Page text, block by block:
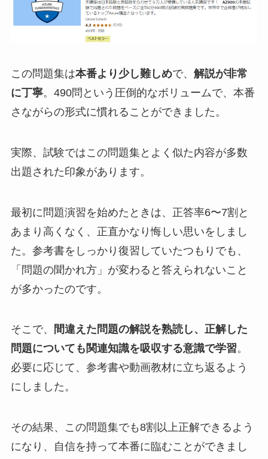
この問題集は本番より少し難しめで、 解説が非常
に丁寧。490問という圧倒的なボリュームで、本番
さながらの形式に慣れることができました。
実際、試験ではこの問題集とよく似た内容が多数
出題された印象があります。
最初に問題演習を始めたときは、正答率6〜7割と
あまり高くなく、正直かなり悔しい思いをしまし
た。参考書をしっかり復習していたつもりでも、
「問題の聞かれ方」が変わると答えられないこと
が多かったのです。
そこで、
間違えた問題の解説を熟読し、正解した
問題についても関連知識を吸収する意識で学習。
必要に応じて、参考書や動画教材に立ち返るよう
にしました。
その結果、この問題集でも8割以上正解できるよう
になり、自信を持って本番に臨むことができまし